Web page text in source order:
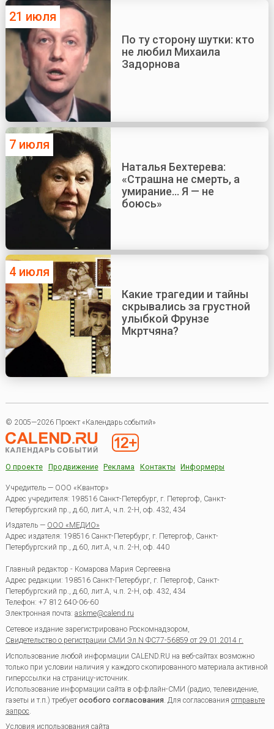
21 июля
По ту сторону шутки: кто
не любил Михаила
Задорнова
7 июля
Наталья Бехтерева:
«Страшна не смерть, а
умирание... Я — не
боюсь»
4 июля
Какие трагедии и тайны
скрывались за грустной
улыбкой Фрунзе
Мкртчяна?
© 2005—2026 Проект «Календарь событий»
О проекте Продвижение Реклама Контакты Информеры
Учредитель — ООО «Квантор»
Адрес учредителя: 198516 Санкт-Петербург, г. Петергоф, Санкт-
Петербургский пр., д.60, лит.А, ч.п. 2-Н, оф. 432, 434
Издатель — ООО «МЕДИО»
Адрес издателя: 198516 Санкт-Петербург, г. Петергоф, Санкт-
Петербургский пр., д.60, лит.А, ч.п. 2-Н, оф. 440
Главный редактор - Комарова Мария Сергеевна
Адрес редакции: 198516 Санкт-Петербург, г. Петергоф, Санкт-
Петербургский пр., д.60, лит.А, ч.п. 2-Н, оф. 432, 434
Телефон: +7 812 640-06-60
Электронная почта: askme@calend.ru
Сетевое издание зарегистрировано Роскомнадзором,
Свидетельство о регистрации СМИ Эл.N ФС77-56859 от 29.01.2014 г.
Использование любой информации CALEND.RU на веб-сайтах возможно
только при условии наличия у каждого скопированного материала активной
гиперссылки на страницу-источник.
Использование информации сайта в оффлайн-СМИ (радио, телевидение,
газеты и т.п.) требуетособого согласования . Для согласования отправьте
запрос
Условия использования сайта